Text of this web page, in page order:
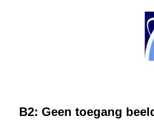
B2: Geen toegang